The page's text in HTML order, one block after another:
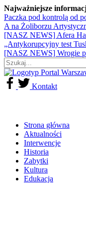
Najważniejsze
Paczka pod kontrolą od
A na Żoliborzu
[NASZ NEWS] Afera
„Antykorupcyjny test
[NASZ NEWS] Wrogie
Kontakt
Strona główna
Aktualności
Interwencje
Historia
Zabytki
Kultura
Edukacja